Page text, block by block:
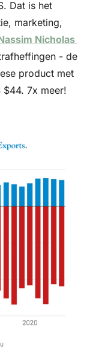
Dat is het
marketing,
Nicholas
- de
product met
$44. 7x meer!